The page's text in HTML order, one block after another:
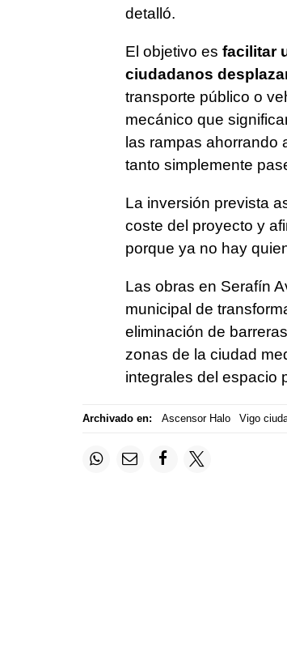
detalló.
El objetivo es facilitar
ciudadanos
transporte público o
mecánico que
las rampas ahorrando
tanto simplemente
La inversión prevista
coste del proyecto y
porque ya no hay
Las obras en Serafín
municipal de
eliminación de
zonas de la ciudad
integrales del espacio
Archivado en: Ascensor Halo Vigo